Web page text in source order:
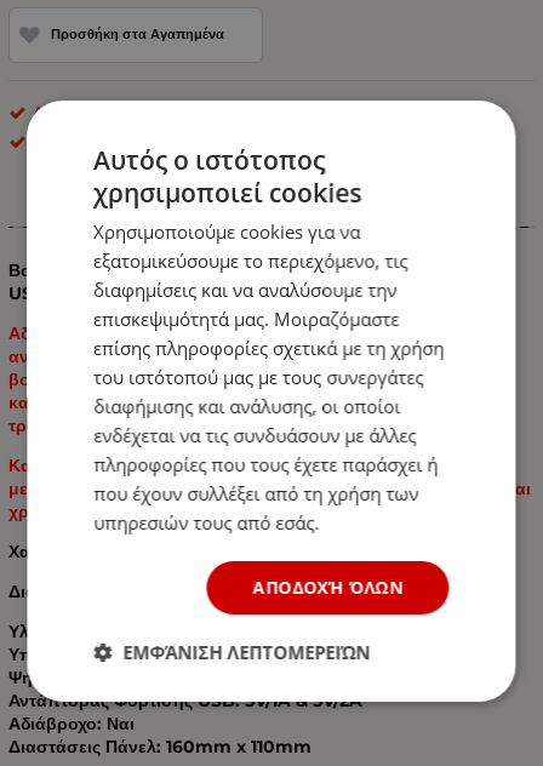
Προσθήκη στα Αγαπημένα
Διακόπτες - Πρίζες Σκάφους - Αυτοκινήτου
Πληροφορίες
Βολτόμετρο Αυτοκινήτου & Πάνελ Οργάνων Φόρτισης με 2
USB και Υποδοχή Αναπτήρα Τριπλό με 5 Διακόπτες
Αδιάβροχο πάνελ που ενσωματώνει υποδοχή πρίζας
αναπτήρα αυτοκινήτου, φωτιζόμενο ενσωματωμένο ψηφιακό
βολτόμετρο στο όργανο φόρτισης με δύο θύρες USB,
κατάλληλο για χρήση σε σκάφη, αυτοκίνητα, μοτοσυκλέτες,
τροχόσπιτα ή ειδικές κατασκευές.
Κατασκευασμένο από ανθεκτικό πλαστικό ABS σχεδιασμένο
με υψηλή εργονομία και ποιότητα για εύκολη εγκατάσταση και
χρήση.
Χαρακτηριστικά:
Διαθέτει 5 Διακόπτες On/Off και μπλε φωτισμό.
Υλικό Κατασκευής: Ανθεκτικό Πλαστικό ABS
Υποδοχή Πρίζας Αναπτήρα Αυτοκινήτου: 12V DC
Ψηφιακό Βολτόμετρο: 12V DC
Αντάπτορας Φόρτισης USB: 5V/1A & 5V/2A
Αδιάβροχο: Ναι
Διαστάσεις Πάνελ: 160mm x 110mm
Αυτός ο ιστότοπος
χρησιμοποιεί cookies
Χρησιμοποιούμε cookies για να
εξατομικεύσουμε το περιεχόμενο, τις
διαφημίσεις και να αναλύσουμε την
επισκεψιμότητά μας. Μοιραζόμαστε
επίσης πληροφορίες σχετικά με τη χρήση
του ιστότοπού μας με τους συνεργάτες
διαφήμισης και ανάλυσης, οι οποίοι
ενδέχεται να τις συνδυάσουν με άλλες
πληροφορίες που τους έχετε παράσχει ή
που έχουν συλλέξει από τη χρήση των
υπηρεσιών τους από εσάς.
ΑΠΟΔΟΧΉ ΌΛΩΝ
ΕΜΦΆΝΙΣΗ ΛΕΠΤΟΜΕΡΕΙΏΝ